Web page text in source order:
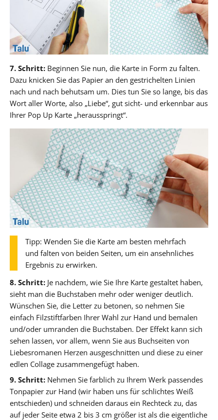
7. Schritt: Beginnen Sie nun, die Karte in Form zu falten.
Dazu knicken Sie das Papier an den gestrichelten Linien
nach und nach behutsam um. Dies tun Sie so lange, bis das
Wort aller Worte, also „Liebe“, gut sicht- und erkennbar aus
Ihrer Pop Up Karte „herausspringt“.
Tipp: Wenden Sie die Karte am besten mehrfach
und falten von beiden Seiten, um ein ansehnliches
Ergebnis zu erwirken.
8. Schritt: Je nachdem, wie Sie Ihre Karte gestaltet haben,
sieht man die Buchstaben mehr oder weniger deutlich.
Wünschen Sie, die Letter zu betonen, so nehmen Sie
einfach Filzstiftfarben Ihrer Wahl zur Hand und bemalen
und/oder umranden die Buchstaben. Der Effekt kann sich
sehen lassen, vor allem, wenn Sie aus Buchseiten von
Liebesromanen Herzen ausgeschnitten und diese zu einer
edlen Collage zusammengefügt haben.
9. Schritt: Nehmen Sie farblich zu Ihrem Werk passendes
Tonpapier zur Hand (wir haben uns für schlichtes Weiß
entschieden) und schneiden daraus ein Rechteck zu, das
auf jeder Seite etwa 2 bis 3 cm größer ist als die eigentliche